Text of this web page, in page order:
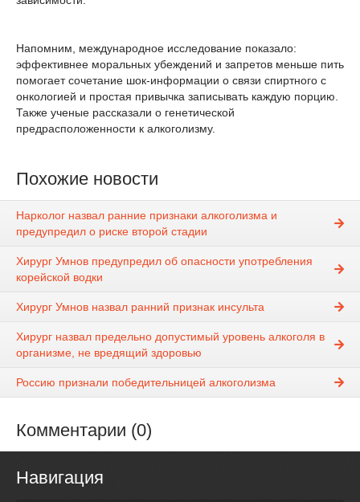
Напомним, международное исследование показало:
эффективнее моральных убеждений и запретов меньше пить
помогает сочетание шок‑информации о связи спиртного с
онкологией и простая привычка записывать каждую порцию.
Также ученые рассказали о генетической
предрасположенности к алкоголизму.
Похожие новости
Нарколог назвал ранние признаки алкоголизма и
предупредил о риске второй стадии
Хирург Умнов предупредил об опасности употребления
корейской водки
Хирург Умнов назвал ранний признак инсульта
Хирург назвал предельно допустимый уровень алкоголя в
организме, не вредящий здоровью
Россию признали победительницей алкоголизма
Комментарии (0)
Навигация